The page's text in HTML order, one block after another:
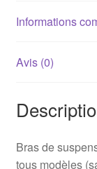
Informations
Avis (0)
Bras de
tous modèles